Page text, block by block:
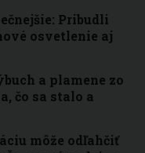
Pribudli
osvetlenie aj
a plamene zo
čo sa stalo a
môže odľahčiť